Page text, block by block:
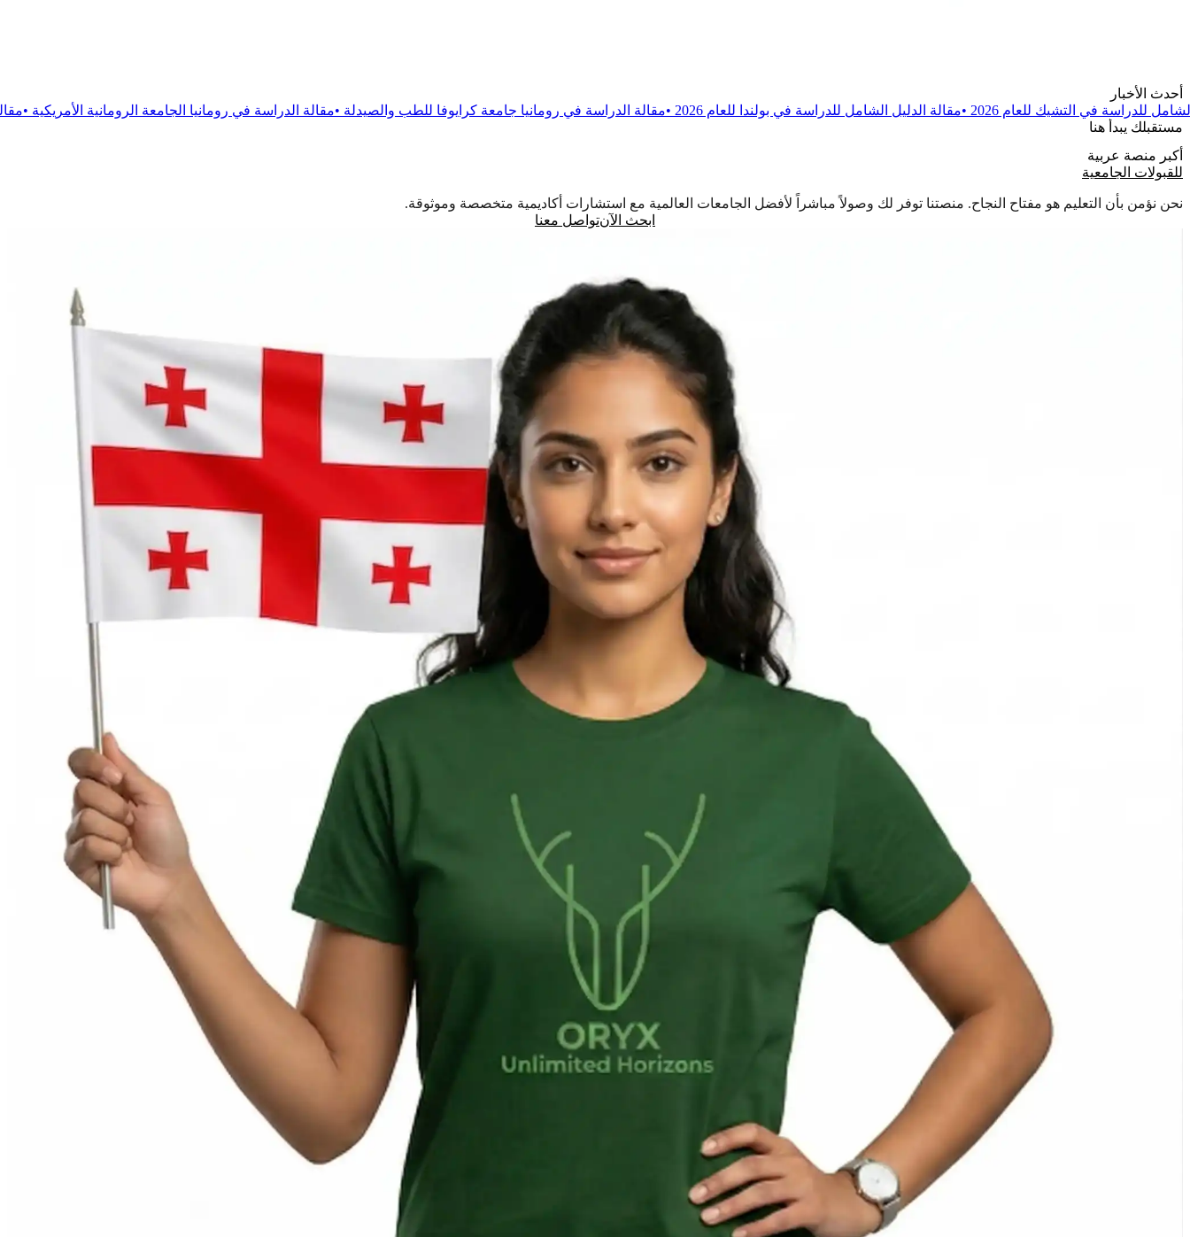
أحدث الأخبار
للعام 2026
• مقالة الدليل الشامل للدراسة في بولندا للعام 2026 •مقالة الدراسة في رومانيا جامعة كرايوفا للطب والصيدلة •مقالة الدراسة في رومانيا الجامعة الرومانية الأمريكية • مقالة الدراسة في رومانيا جامعة
مستقبلك يبدأ هنا
أكبر منصة عربية
للقبولات الجامعية
نحن نؤمن بأن التعليم هو مفتاح النجاح. منصتنا توفر لك وصولاً مباشراً لأفضل الجامعات العالمية مع استشارات أكاديمية متخصصة وموثوقة.
ابحث الآنتواصل معنا